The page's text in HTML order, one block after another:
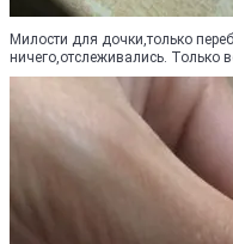
Милости для дочки,только
ничего,отслеживались. Только